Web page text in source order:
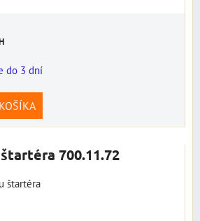
do 3 dní
700.11.72
štartéra